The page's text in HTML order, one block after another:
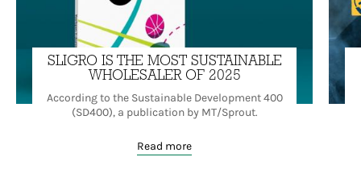
SLIGRO IS THE MOST SUSTAINABLE
WHOLESALER OF 2025
According to the Sustainable Development 400
(SD400), a publication by MT/Sprout.
Read more